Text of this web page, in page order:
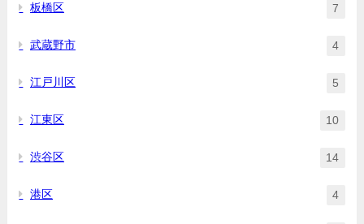
板橋区 7
武蔵野市 4
江戸川区 5
江東区 10
渋谷区 14
港区 4